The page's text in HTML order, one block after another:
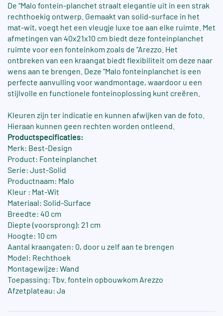
De “Malo fontein-planchet straalt elegantie uit in een strak
rechthoekig ontwerp. Gemaakt van solid-surface in het
mat-wit, voegt het een vleugje luxe toe aan elke ruimte. Met
afmetingen van 40x21x10 cm biedt deze fonteinplanchet
ruimte voor een fonteinkom zoals de “Arezzo. Het
ontbreken van een kraangat biedt flexibiliteit om deze naar
wens aan te brengen. Deze “Malo fonteinplanchet is een
perfecte aanvulling voor wandmontage, waardoor u een
stijlvolle en functionele fonteinoplossing kunt creëren.
Kleuren zijn ter indicatie en kunnen afwijken van de foto.
Hieraan kunnen geen rechten worden ontleend.
Productspecificaties:
Merk: Best-Design
Product: Fonteinplanchet
Serie: Just-Solid
Productnaam: Malo
Kleur : Mat-Wit
Materiaal: Solid-Surface
Breedte: 40 cm
Diepte (voorsprong): 21 cm
Hoogte: 10 cm
Aantal kraangaten: 0, door u zelf aan te brengen
Model: Rechthoek
Montagewijze: Wand
Toepassing: Tbv. fontein opbouwkom Arezzo
Afzetplateau: Ja